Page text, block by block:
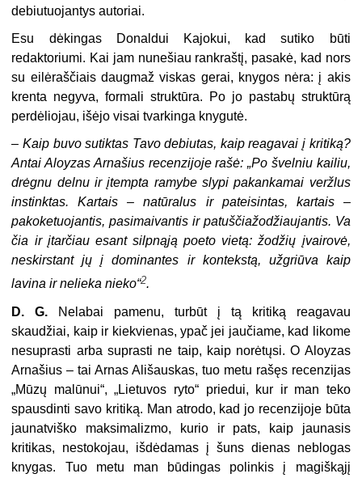
debiutuojantys autoriai.
Esu dėkingas Donaldui Kajokui, kad sutiko būti
redaktoriumi. Kai jam nunešiau rankraštį, pasakė, kad nors
su eilėraščiais daugmaž viskas gerai, knygos nėra: į akis
krenta negyva, formali struktūra. Po jo pastabų struktūrą
perdėliojau, išėjo visai tvarkinga knygutė.
–Kaip buvo sutiktas Tavo debiutas, kaip reagavai į kritiką?
Antai Aloyzas Arnašius recenzijoje rašė: „Po švelniu kailiu,
drėgnu delnu ir įtempta ramybe slypi pakankamai veržlus
instinktas. Kartais – natūralus ir pateisintas, kartais –
pakoketuojantis, pasimaivantis ir patuščiažodžiaujantis. Va
čia ir įtarčiau esant silpnąją poeto vietą: žodžių įvairovė,
neskirstant jų į dominantes ir kontekstą, užgriūva kaip
lavina ir nelieka nieko“2.
D. G.
Nelabai pamenu, turbūt į tą kritiką reagavau
skaudžiai, kaip ir kiekvienas, ypač jei jaučiame, kad likome
nesuprasti arba suprasti ne taip, kaip norėtųsi. O Aloyzas
Arnašius – tai Arnas Ališauskas, tuo metu rašęs recenzijas
„Mūzų malūnui“, „Lietuvos ryto“ priedui, kur ir man teko
spausdinti savo kritiką. Man atrodo, kad jo recenzijoje būta
jaunatviško maksimalizmo, kurio ir pats, kaip jaunasis
kritikas, nestokojau, išdėdamas į šuns dienas neblogas
knygas. Tuo metu man būdingas polinkis į magiškąjį